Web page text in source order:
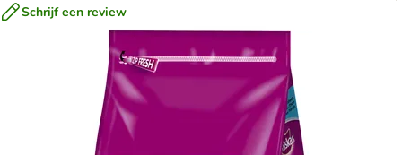
Schrijf een review